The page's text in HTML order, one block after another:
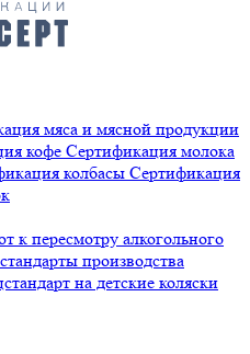
мяса и мясной продукции
кофе Сертификация молока
колбасы Сертификация
к пересмотру алкогольного
производства
на детские коляски